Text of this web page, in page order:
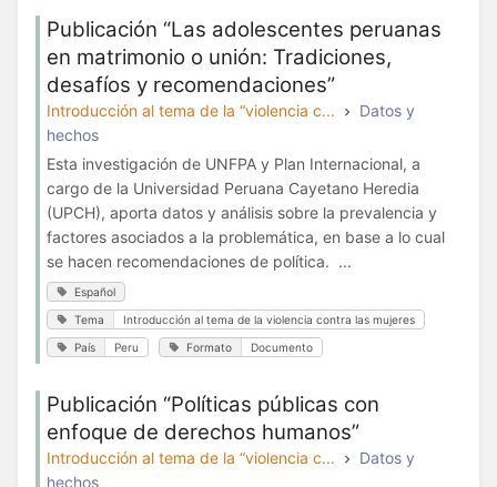
Publicación “Las adolescentes peruanas
en matrimonio o unión: Tradiciones,
desafíos y recomendaciones”
Introducción al tema de la “violencia c...
Datos y
hechos
Esta investigación de UNFPA y Plan Internacional, a
cargo de la Universidad Peruana Cayetano Heredia
(UPCH), aporta datos y análisis sobre la prevalencia y
factores asociados a la problemática, en base a lo cual
se hacen recomendaciones de política. ...
Español
Tema Introducción al tema de la violencia contra las mujeres
País Peru Formato Documento
Publicación “Políticas públicas con
enfoque de derechos humanos”
Introducción al tema de la “violencia c...
Datos y
hechos